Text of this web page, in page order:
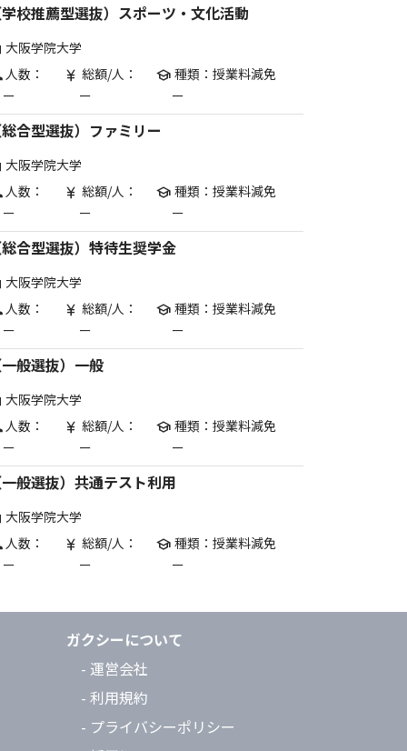
学校推薦型選抜）スポーツ・文化活動
大阪学院大学
人数：
ー
currency_yen 総額/人：
ー
school 種類：授業料減免
ー
総合型選抜）ファミリー
大阪学院大学
人数：
ー
currency_yen 総額/人：
ー
school 種類：授業料減免
ー
総合型選抜）特待生奨学金
大阪学院大学
人数：
ー
currency_yen 総額/人：
ー
school 種類：授業料減免
ー
一般選抜）一般
大阪学院大学
人数：
ー
currency_yen 総額/人：
ー
school 種類：授業料減免
ー
一般選抜）共通テスト利用
大阪学院大学
人数：
ー
currency_yen 総額/人：
ー
school 種類：授業料減免
ー
ガクシーについて
- 運営会社
- 利用規約
- プライバシーポリシー